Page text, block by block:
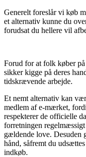
Generelt foreslår vi køb
et alternativ kunne du
forudsat du hellere vil
Forud for at folk køber
sikker kigge på deres
tidskrævende arbejde.
Et nemt alternativ kan
medlem af e-mærket,
respekterer de officielle
forretningen
gældende love. Desuden
hånd, såfremt du
indkøb.